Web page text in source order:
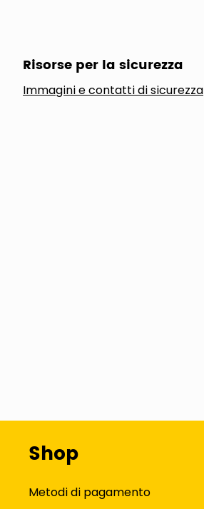
Risorse per la sicurezza
Immagini e contatti di sicurezza
Shop
Metodi di pagamento